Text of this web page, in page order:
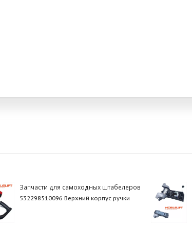
Запчасти для самоходных штабелеров
532298510096 Верхний корпус ручки